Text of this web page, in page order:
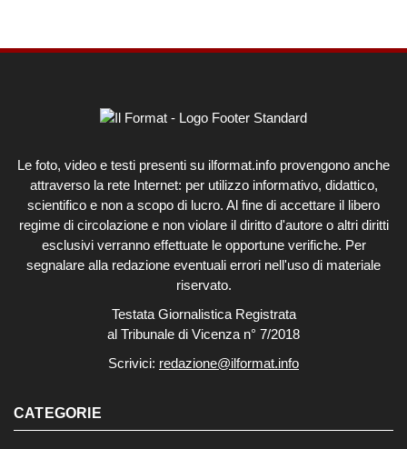
Le foto, video e testi presenti su ilformat.info provengono anche
attraverso la rete Internet: per utilizzo informativo, didattico,
scientifico e non a scopo di lucro. Al fine di accettare il libero
regime di circolazione e non violare il diritto d'autore o altri diritti
esclusivi verranno effettuate le opportune verifiche. Per
segnalare alla redazione eventuali errori nell'uso di materiale
riservato.
Testata Giornalistica Registrata
al Tribunale di Vicenza n° 7/2018
Scrivici: redazione@ilformat.info
CATEGORIE